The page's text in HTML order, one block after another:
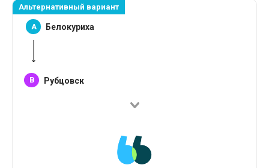
Альтернативный вариант
A Белокуриха
B Рубцовск